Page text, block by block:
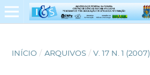
INÍCIO / ARQUIVOS / V. 17 N. 1 (2007)